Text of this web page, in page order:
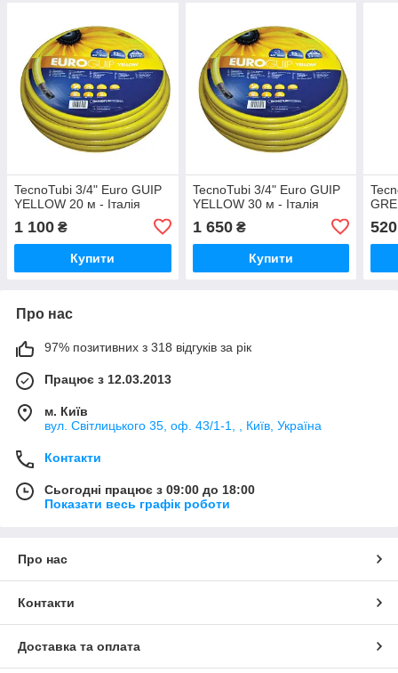
TecnoTubi 3/4" Euro GUIP
YELLOW 20 м - Італія
1 100 ₴
Купити
TecnoTubi 3/4" Euro GUIP
YELLOW 30 м - Італія
1 650₴
Купити
520
Про нас
97% позитивних з 318 відгуків за рік
Працює з 12.03.2013
м. Київ
вул. Світлицького 35, оф. 43/1-1, , Київ, Україна
Контакти
Сьогодні працює з 09:00 до 18:00
Показати весь графік роботи
Про нас
Контакти
Доставка та оплата